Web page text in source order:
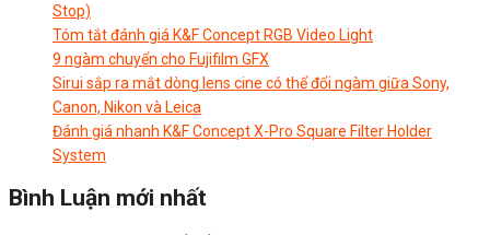
Stop)
Tóm tắt đánh giá K&F Concept RGB Video Light
9 ngàm chuyển cho Fujifilm GFX
Sirui sắp ra mắt dòng lens cine có thể đổi ngàm giữa Sony,
Canon, Nikon và Leica
Đánh giá nhanh K&F Concept X-Pro Square Filter Holder
System
Bình Luận mới nhất